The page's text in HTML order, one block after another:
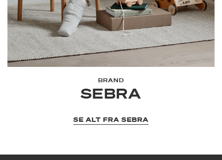
BRAND
SEBRA
SE ALT FRA SEBRA